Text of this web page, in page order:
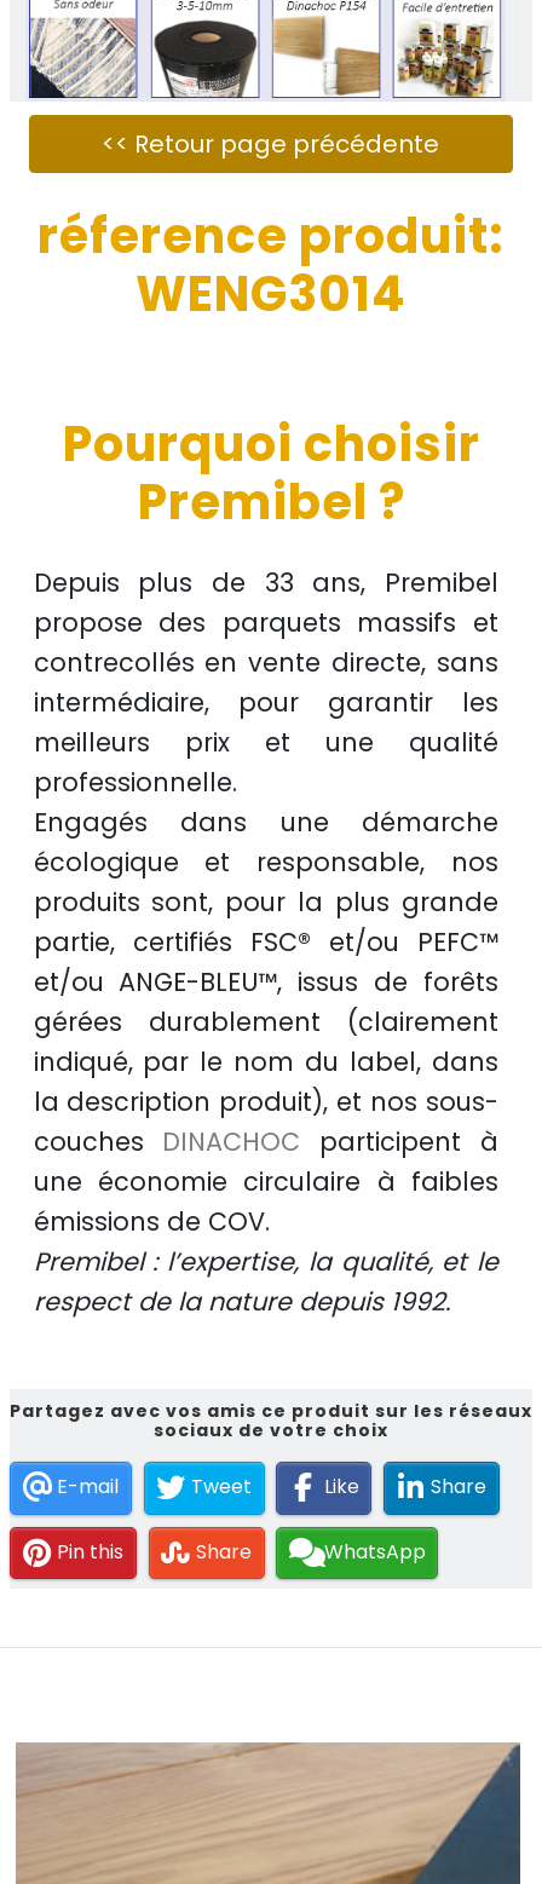
réference produit:
WENG3014
Pourquoi choisir
Premibel ?
Depuis plus de 33 ans, Premibel
propose des parquets massifs et
contrecollés envente directe, sans
intermédiaire, pour garantir les
meilleurs prixet une qualité
professionnelle.
Engagés dans une démarche
écologique et responsable, nos
produits sont, pour la plus grande
partie, certifiés FSC® et/ou PEFC™
et/ouANGE-BLEU™, issus de forêts
gérées durablement (clairement
indiqué, par le nom du label, dans
la description produit), et nos sous-
couches DINACHOC participent à
une économie circulaire à faibles
émissions de COV.
Premibel : l’expertise, la qualité, et le
respect de la nature depuis 1992.
Partagez avec vos amis ce produit sur les réseaux
sociaux de votre choix
E-mail Tweet Like Share
Pin this Share WhatsApp